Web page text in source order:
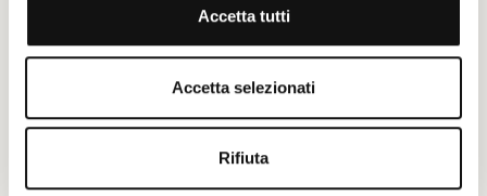
Accetta tutti
Accetta selezionati
Rifiuta